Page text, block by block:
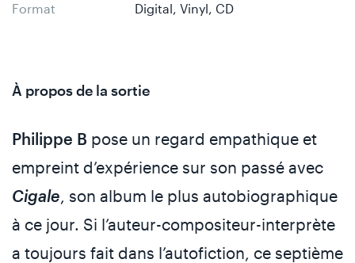
Format Digital, Vinyl, CD
À propos de la sortie
Philippe B pose un regard empathique et
empreint d’expérience sur son passé avec
Cigale, son album le plus autobiographique
à ce jour. Si l’auteur-compositeur-interprète
a toujours fait dans l’autofiction, ce septième